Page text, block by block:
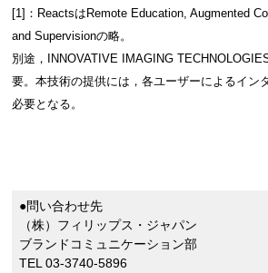
[1]：ReactsはRemote Education, Augmented
and Supervisionの略。
別途，INNOVATIVE IMAGING
要。本技術の提供には，各ユーザーによるイン
必要となる。
●問い合わせ先
（株）フィリップス・ジャパン
ブランドコミュニケーション部
TEL 03-3740-5896